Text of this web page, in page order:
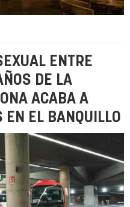
ENTRE
DE LA
ACABA A
EN EL BANQUILLO